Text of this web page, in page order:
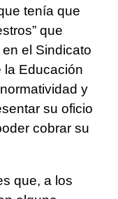
tenía que
que
el Sindicato
la Educación
y
su oficio
cobrar su
que, a los